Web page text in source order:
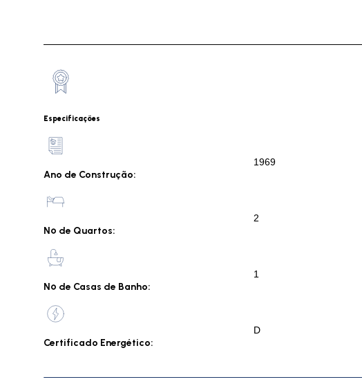
Especificações
Ano de Construção:
1969
Nº de Quartos:
2
Nº de Casas de Banho:
1
Certificado Energético:
D